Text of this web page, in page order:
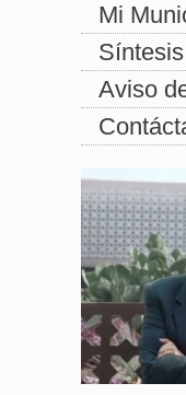
Mi
Síntesis
Aviso